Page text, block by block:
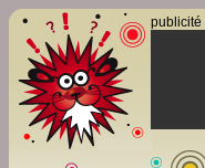
publicité
Panneau de gestion des cookies